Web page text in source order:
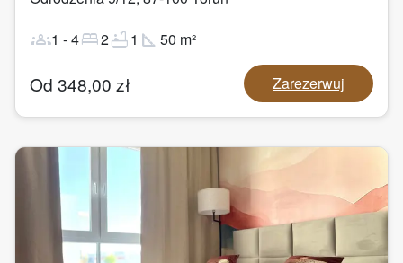
groups1 -4bed2bathtub1 square_foot 50 m²
Od 348,00 zł Zarezerwuj